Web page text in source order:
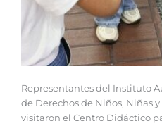
‎Representantes del Instituto
de Derechos de Niños, Niñas
visitaron el Centro Didáctico